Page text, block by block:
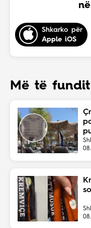
Shkarko për
Apple iOS
Më të fundit